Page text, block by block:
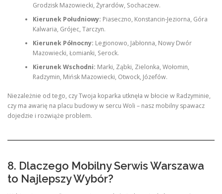
Grodzisk Mazowiecki, Żyrardów, Sochaczew.
Kierunek Południowy: Piaseczno, Konstancin-Jeziorna, Góra
Kalwaria, Grójec, Tarczyn.
Kierunek Północny: Legionowo, Jabłonna, Nowy Dwór
Mazowiecki, Łomianki, Serock.
Kierunek Wschodni: Marki, Ząbki, Zielonka, Wołomin,
Radzymin, Mińsk Mazowiecki, Otwock, Józefów.
Niezależnie od tego, czy Twoja koparka utknęła w błocie w Radzyminie,
czy ma awarię na placu budowy w sercu Woli – nasz mobilny spawacz
dojedzie i rozwiąże problem.
8. Dlaczego Mobilny Serwis Warszawa
to Najlepszy Wybór?